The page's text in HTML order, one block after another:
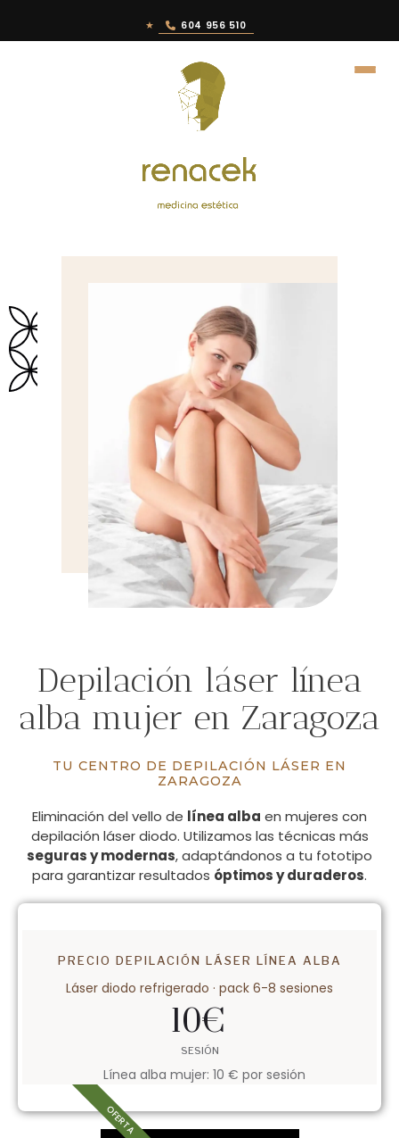
★ 604 956 510
Depilación láser línea
alba mujer en Zaragoza
TU CENTRO DE DEPILACIÓN LÁSER EN
ZARAGOZA
Eliminación del vello de línea alba en mujeres con
depilación láser diodo. Utilizamos las técnicas más
seguras y modernas, adaptándonos a tu fototipo
para garantizar resultados óptimos y duraderos.
PRECIO DEPILACIÓN LÁSER LÍNEA ALBA
Láser diodo refrigerado · pack 6-8 sesiones
10€
SESIÓN
Línea alba mujer: 10 € por sesión
OFERTA